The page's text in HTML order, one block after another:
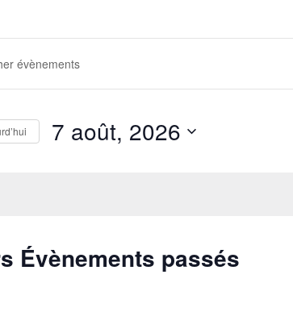
7 août, 2026
Évènements passés